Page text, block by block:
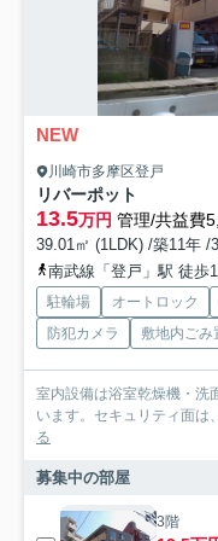
NEW
川崎市多摩区登戸
リバーポット
13.5万円 管理/共益費
39.01㎡ (1LDK) /築11年 /
南武線「登戸」駅 徒歩
駐輪場 オートロック
防犯カメラ
敷地内ごみ
室内設備は浴室乾燥機・洗
います。セキュリティ面は
る
募集中の部屋
3階